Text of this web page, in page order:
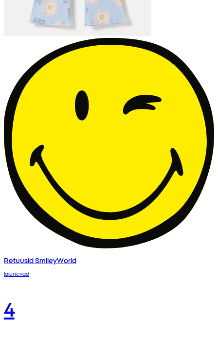
Retuusid SmileyWorld
laienevad
4